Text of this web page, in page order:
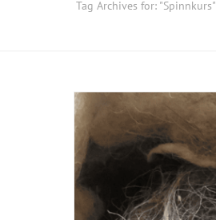
Tag Archives for: "Spinnkurs"